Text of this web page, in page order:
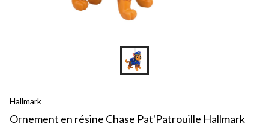
Hallmark
Ornement en résine Chase Pat'Patrouille Hallmark